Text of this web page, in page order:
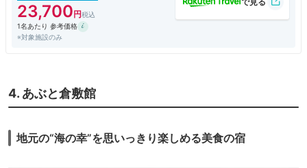
23,700
1名あたり 参考価格
※対象施設のみ
4. あぶと倉敷館
地元の“海の幸”を思いっきり楽しめる美食の宿